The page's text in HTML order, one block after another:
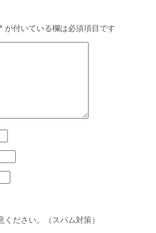
* が付いている欄は必須項目です
ださい。（スパム対策）